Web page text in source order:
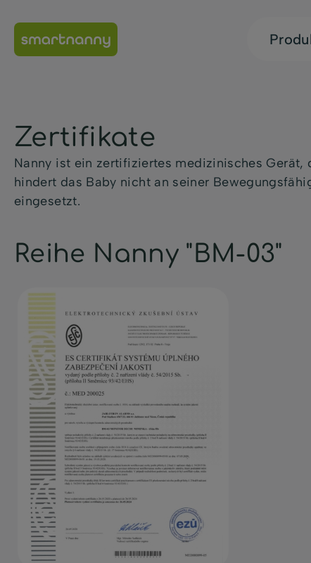
Zertifikate
Nanny ist ein zertifiziertes medizinisches
hindert das Baby nicht an seiner
eingesetzt.
Reihe Nanny "BM-03"